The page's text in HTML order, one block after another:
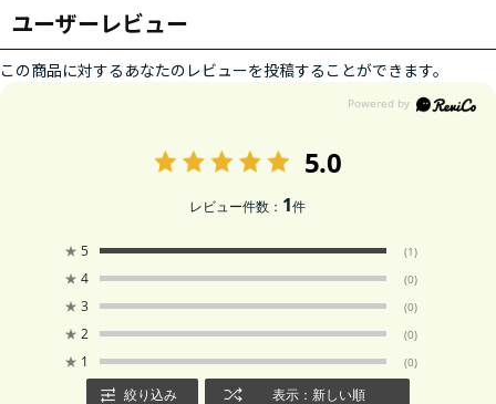
ユーザーレビュー
この商品に対するあなたのレビューを投稿することができます。
5.0
レビュー件数： 1件
★ 5 (1)
★ 4 (0)
★ 3 (0)
★ 2 (0)
★ 1 (0)
絞り込み 表示：新しい順